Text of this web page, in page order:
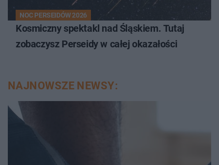
NOC PERSEIDÓW 2026
Kosmiczny spektakl nad Śląskiem. Tutaj
zobaczysz Perseidy w całej okazałości
NAJNOWSZE NEWSY: